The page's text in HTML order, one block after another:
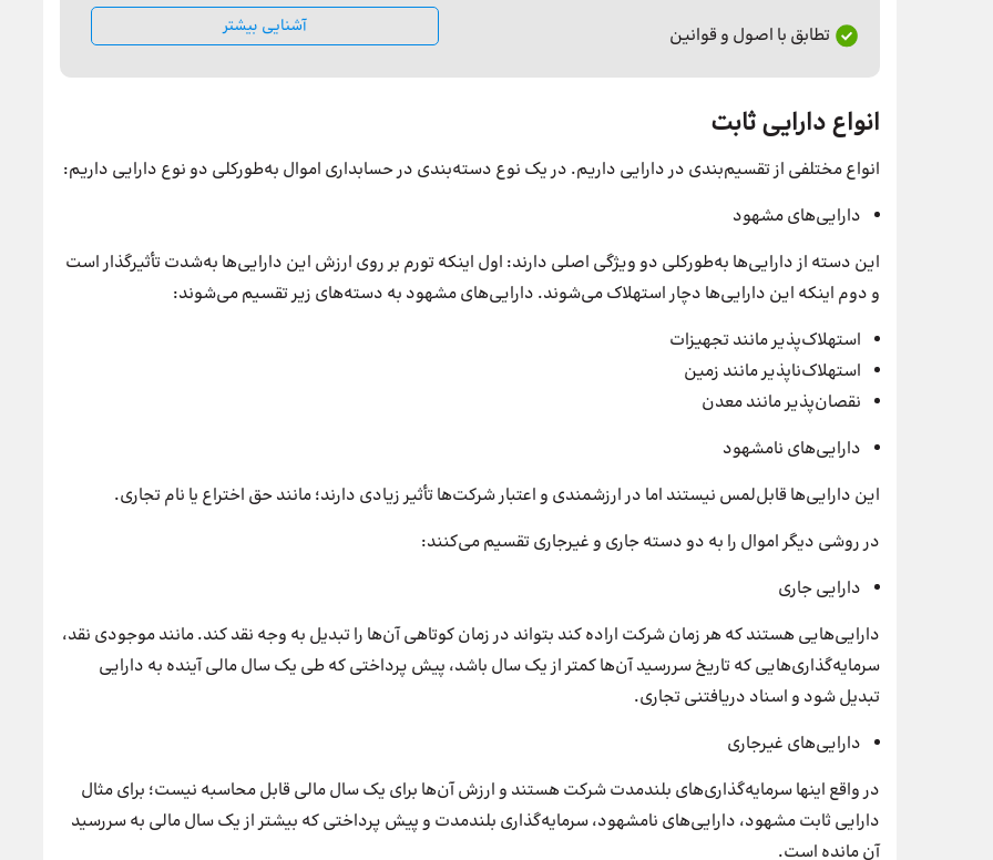
تطابق با اصول و قوانین آشنایی بیشتر
انواع دارایی ثابت
انواع مختلفی از تقسیم‌بندی در دارایی داریم. در یک نوع دسته‌بندی در حسابداری اموال به‌طورکلی دو نوع دارایی داریم:
دارایی‌های مشهود
این دسته از دارایی‌ها به‌طورکلی دو ویژگی اصلی دارند: اول اینکه تورم بر روی ارزش این دارایی‌ها به‌شدت تأثیرگذار است
و دوم اینکه این دارایی‌ها دچار استهلاک می‌شوند. دارایی‌های مشهود به دسته‌های زیر تقسیم می‌شوند:
استهلاک‌پذیر مانند تجهیزات
استهلاک‌ناپذیر مانند زمین
نقصان‌پذیر مانند معدن
دارایی‌های نامشهود
این دارایی‌ها قابل‌لمس نیستند اما در ارزشمندی و اعتبار شرکت‌ها تأثیر زیادی دارند؛ مانند حق اختراع یا نام تجاری.
در روشی دیگر اموال را به دو دسته جاری و غیرجاری تقسیم می‌کنند:
دارایی جاری
دارایی‌هایی هستند که هر زمان شرکت اراده کند بتواند در زمان کوتاهی آن‌ها را تبدیل به وجه نقد کند. مانند موجودی نقد،
سرمایه‌گذاری‌هایی که تاریخ سررسید آن‌ها کمتر از یک سال باشد، پیش پرداختی که طی یک سال مالی آینده به دارایی
تبدیل شود و اسناد دریافتنی تجاری.
دارایی‌های غیرجاری
در واقع اینها سرمایه‌گذاری‌های بلندمدت شرکت هستند و ارزش آن‌ها برای یک سال مالی قابل محاسبه نیست؛ برای مثال
دارایی ثابت مشهود، دارایی‌های نامشهود، سرمایه‌گذاری بلندمدت و پیش پرداختی که بیشتر از یک سال مالی به سررسید
آن مانده است.